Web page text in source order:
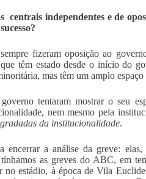
independentes e de
fizeram oposição ao
têm estado desde o início do
mas têm um amplo espaço
tentaram mostrar o seu
nem mesmo pela
da institucionalidade.
a análise da greve:
as greves do ABC, em
no estádio, à época de Vila